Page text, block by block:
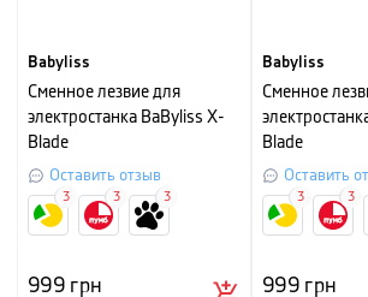
Babyliss
Сменное лезвие для
электростанка BaByliss X-
Blade
Оставить отзыв
999грн
3 3 3
Babyliss
Сменное
Blade
Оставить
999грн
3 3